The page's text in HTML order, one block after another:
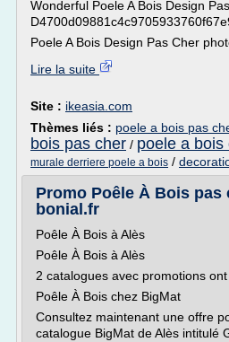
Wonderful Poele A Bois Design
Poele A Bois Design Pas Cher
Lire la suite
Site : ikeasia.com
Thèmes liés : poele a bois pas
bois pas cher / poele a bois
murale derriere poele a bois /
Promo Poêle À Bois pas
bonial.fr
Poêle À Bois à Alès
Poêle À Bois à Alès
2 catalogues avec promotions
Poêle À Bois chez BigMat
Consultez maintenant une offre
catalogue BigMat de Alès intitulé